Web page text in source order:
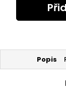
Popis